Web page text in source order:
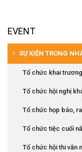
EVENT
SỰ KIỆN TRONG
Tổ chức khai
Tổ chức hội nghị
Tổ chức họp báo,
Tổ chức tiệc cuối
Tổ chức hội thi văn